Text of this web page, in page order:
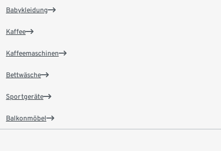
Babykleidung
Kaffee
Kaffeemaschinen
Bettwäsche
Sportgeräte
Balkonmöbel